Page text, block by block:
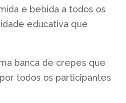
e bebida a todos os
educativa que
banca de crepes que
todos os participantes